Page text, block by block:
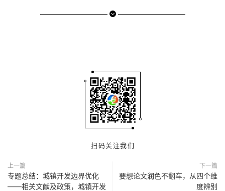
扫码关注我们
上一篇
专题总结：城镇开发边界优化
——相关文献及政策，城镇开发
下一篇
要想论文润色不翻车，从四个维
度辨别